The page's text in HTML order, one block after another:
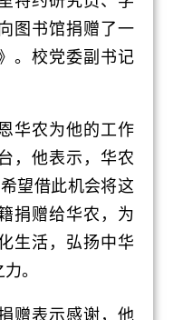
图书馆捐赠了一
。校党委副书记
农为他的工作
，他表示，华农
望借此机会将这
捐赠给华农，为
生活，弘扬中华
。
表示感谢，他